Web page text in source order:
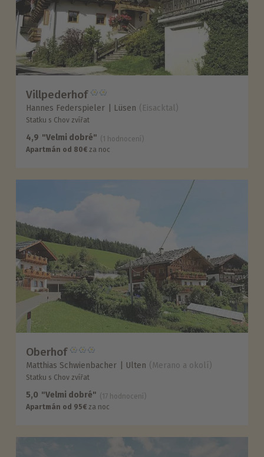
Villpederhof
Hannes Federspieler Lüsen (Eisacktal)
Statku s Chov zvířat
4,9 "Velmi dobré"
(1 hodnocení)
Apartmán od 80€ za noc
Oberhof
Matthias Schwienbacher Ulten (Merano a okolí)
Statku s Chov zvířat
5,0 "Velmi dobré"
(17 hodnocení)
Apartmán od 95€ za noc